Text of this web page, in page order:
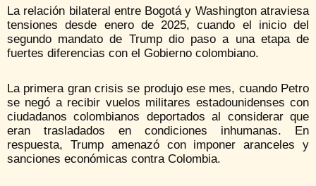
La relación bilateral entre Bogotá y Washington atraviesa
tensiones desde enero de 2025, cuando el inicio del
segundo mandato de Trump dio paso a una etapa de
fuertes diferencias con el Gobierno colombiano.
La primera gran crisis se produjo ese mes, cuando Petro
se negó a recibir vuelos militares estadounidenses con
ciudadanos colombianos deportados al considerar que
eran trasladados en condiciones inhumanas. En
respuesta, Trump amenazó con imponer aranceles y
sanciones económicas contra Colombia.